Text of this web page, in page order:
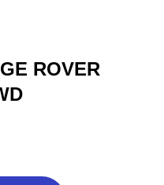
ROVER